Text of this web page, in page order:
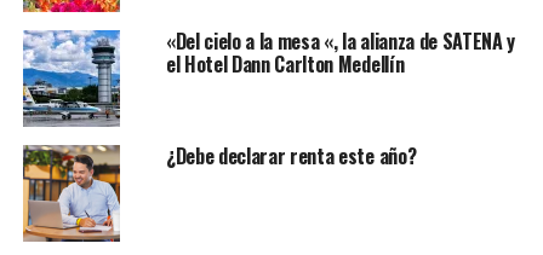
«Del cielo a la mesa «, la alianza de SATENA y
el Hotel Dann Carlton Medellín
¿Debe declarar renta este año?